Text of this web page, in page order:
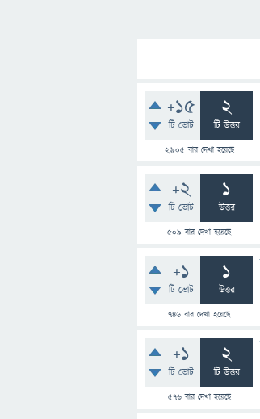
+15
টি ভোট
2
টি উত্তর
2,905বার দেখা হয়েছে
+2
টি ভোট
1
উত্তর
509 বার দেখা হয়েছে
+1
টি ভোট
1
উত্তর
746 বার দেখা হয়েছে
+1
টি ভোট
2
টি উত্তর
576বার দেখা হয়েছে